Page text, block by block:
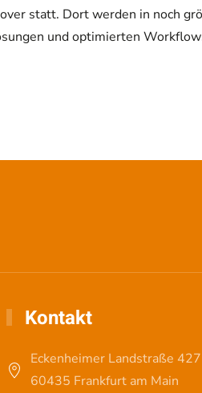
statt. Dort werden in noch
und optimierten
Kontakt
Eckenheimer Landstraße 427
60435 Frankfurt am Main